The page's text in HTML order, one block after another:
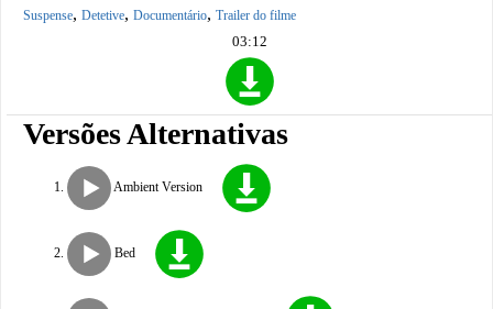
Suspense, Detetive, Documentário, Trailer do filme
03:12
Versões Alternativas
Ambient Version
Bed